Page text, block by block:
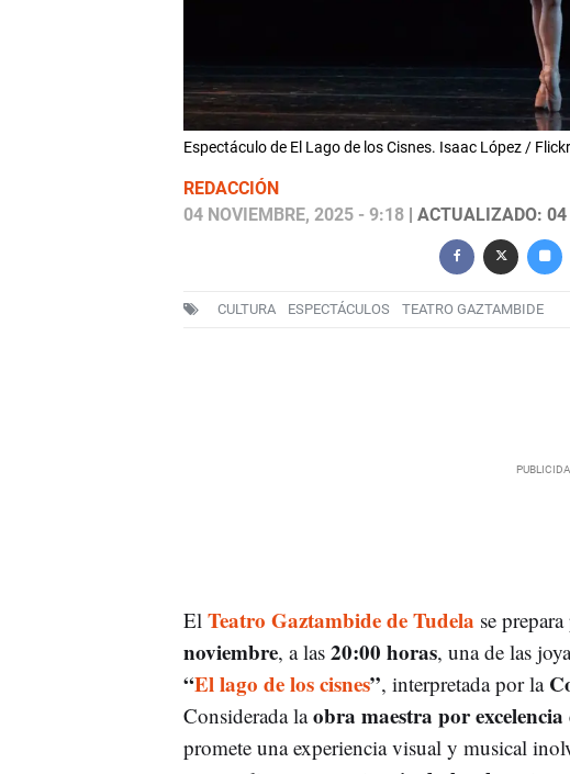
Espectáculo de El Lago de los Cisnes. Isaac López / Flickr
REDACCIÓN
04 NOVIEMBRE, 2025 - 9:18| ACTUALIZADO: 04
CULTURA ESPECTÁCULOS TEATRO GAZTAMBIDE
El Teatro Gaztambide de Tudela se
noviembre, a las 20:00 horas, una de las
“El lago de los cisnes”, interpretada por la
Considerada laobra maestra por
promete una experiencia visual y musical